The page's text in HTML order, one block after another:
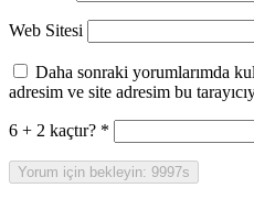
Web Sitesi
Daha sonraki yorumlarımda
adresim ve site adresim bu
6 + 2 kaçtır? *